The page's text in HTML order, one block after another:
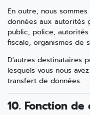
En outre, nous
données aux autorités
public, police,
fiscale, organismes de
D'autres destinataires
lesquels vous nous
transfert de données.
10. Fonction